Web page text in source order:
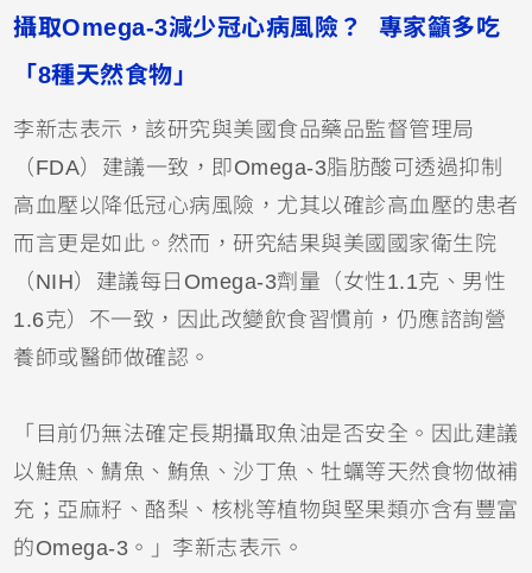
攝取Omega-3減少冠心病風險？ 專家籲多吃
「8種天然食物」
李新志表示，該研究與美國食品藥品監督管理局
（FDA）建議一致，即Omega-3脂肪酸可透過抑制
高血壓以降低冠心病風險，尤其以確診高血壓的患者
而言更是如此。然而，研究結果與美國國家衛生院
（NIH）建議每日Omega-3劑量（女性1.1克、男性
1.6克）不一致，因此改變飲食習慣前，仍應諮詢營
養師或醫師做確認。
「目前仍無法確定長期攝取魚油是否安全。因此建議
以鮭魚、鯖魚、鮪魚、沙丁魚、牡蠣等天然食物做補
充；亞麻籽、酪梨、核桃等植物與堅果類亦含有豐富
的Omega-3。」李新志表示。